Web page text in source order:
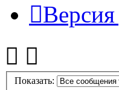
Версия
Показать: